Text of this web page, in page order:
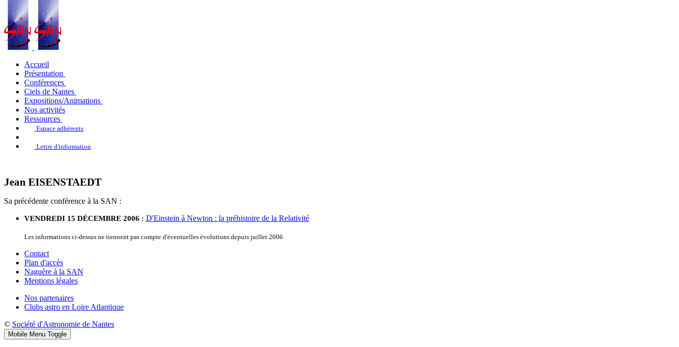
Accueil
Présentation
Conférences
Ciels de Nantes
Expositions/Animations
Nos activités
Ressources
Espace adhérents
Lettre d'information
Jean EISENSTAEDT
Sa précédente conférence à la SAN :
VENDREDI 15 DÉCEMBRE 2006 : D'Einstein à Newton : la préhistoire de la Relativité
Les informations ci-dessus ne tiennent pas compte d'éventuelles évolutions depuis juillet 2006
Contact
Plan d'accès
Naguère à la SAN
Mentions légales
Nos partenaires
Clubs astro en Loire Atlantique
© Société d'Astronomie de Nantes
Mobile Menu Toggle